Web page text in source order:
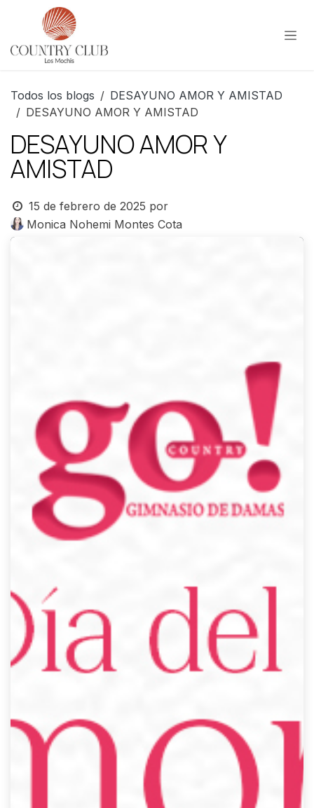
Ir al contenido
Todos los blogs
DESAYUNO AMOR Y AMISTAD
DESAYUNO AMOR Y AMISTAD
DESAYUNO AMOR Y
AMISTAD
15 de febrero de 2025 por
Monica Nohemi Montes Cota